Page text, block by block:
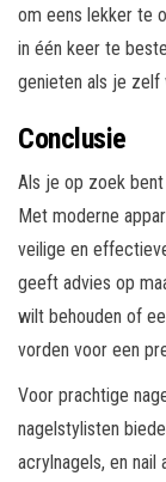
om eens lekker te
in één keer te
genieten als je zelf
Conclusie
Als je op zoek bent
Met moderne
veilige en
geeft advies op
wilt behouden of
vorden voor een
Voor prachtige
nagelstylisten
acrylnagels, en nail